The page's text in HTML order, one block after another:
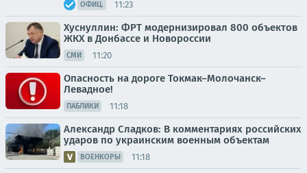
ОФИЦ. 11:23
Хуснуллин: ФРТ модернизировал 800 объектов
ЖКХ в Донбассе и Новороссии
СМИ 11:20
Опасность на дороге Токмак–Молочанск–
Левадное!
ПАБЛИКИ 11:18
Александр Сладков: В комментариях российских
ударов по украинским военным объектам
ВОЕНКОРЫ 11:18